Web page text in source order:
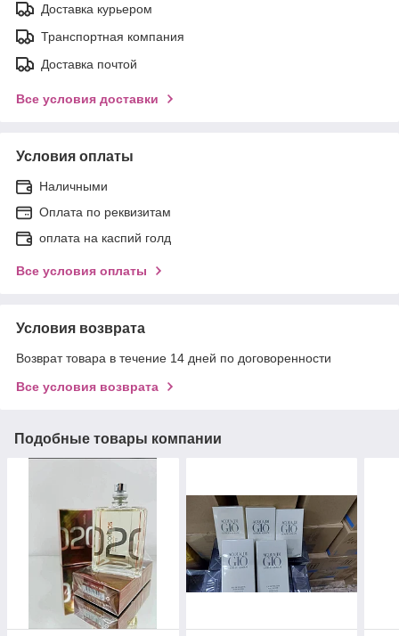
Доставка курьером
Транспортная компания
Доставка почтой
Все условия доставки
Условия оплаты
Наличными
Оплата по реквизитам
оплата на каспий голд
Все условия оплаты
Условия возврата
Возврат товара в течение 14 дней по договоренности
Все условия возврата
Подобные товары компании